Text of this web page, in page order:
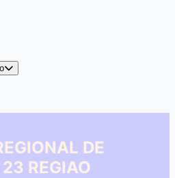
DE
REGIAO